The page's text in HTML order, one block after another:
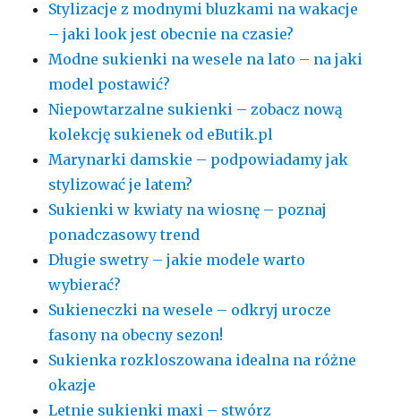
Stylizacje z modnymi bluzkami na wakacje
– jaki look jest obecnie na czasie?
Modne sukienki na wesele na lato – na jaki
model postawić?
Niepowtarzalne sukienki – zobacz nową
kolekcję sukienek od eButik.pl
Marynarki damskie – podpowiadamy jak
stylizować je latem?
Sukienki w kwiaty na wiosnę – poznaj
ponadczasowy trend
Długie swetry – jakie modele warto
wybierać?
Sukieneczki na wesele – odkryj urocze
fasony na obecny sezon!
Sukienka rozkloszowana idealna na różne
okazje
Letnie sukienki maxi – stwórz